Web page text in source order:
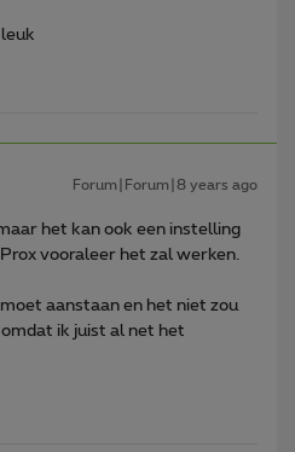
Forum|Forum|8 years ago
het kan ook een instelling
vooraleer het zal werken.
aanstaan en het niet zou
ik juist al net het